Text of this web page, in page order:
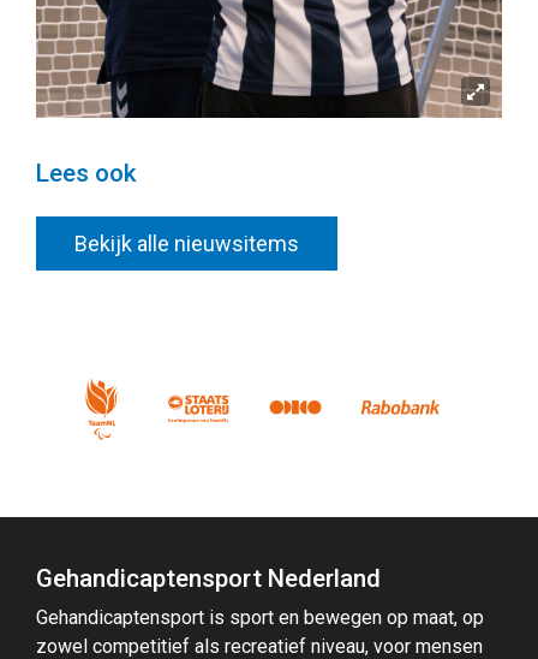
Lees ook
Bekijk alle nieuwsitems
Gehandicaptensport Nederland
Gehandicaptensport is sport en bewegen op maat, op
zowel competitief als recreatief niveau, voor mensen